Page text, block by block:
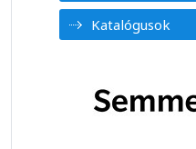
Katalógusok